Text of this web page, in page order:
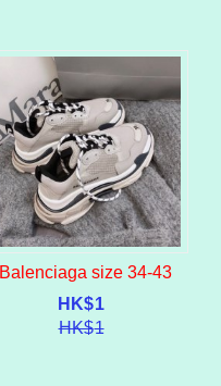
Balenciaga size 34-43
HK$1
HK$1